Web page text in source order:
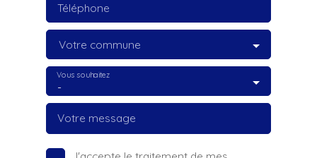
Téléphone
Votre commune
-
Vous souhaitez
Votre message